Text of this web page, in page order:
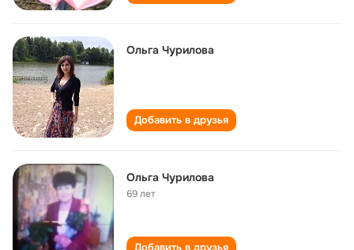
Ольга Чурилова
Добавить в друзья
Ольга Чурилова
69 лет
Добавить в друзья